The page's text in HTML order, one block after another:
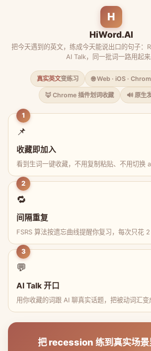
H
HiWord.AI
把今天遇到的英文，练成今天能说出口的句子
AI Talk，同一批词一路用起来
真实英文变练习 🌐 Web · iOS ·
🦊 Chrome 插件划词收藏 🔊 原生
1
📌
收藏即加入
看到生词一键收藏，不用复制粘贴、不用切换
2
🔁
间隔重复
FSRS 算法按遗忘曲线提醒你复习，每次只花 2
3
💬
AI Talk 开口
用你收藏的词跟 AI 聊真实话题，把被动词汇变
把 recession 练到真实场景